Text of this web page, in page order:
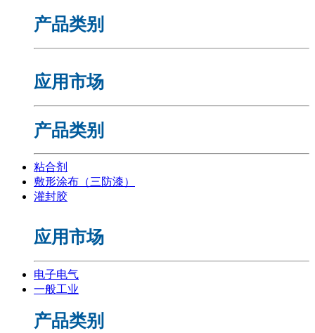
产品类别
应用市场
产品类别
粘合剂
敷形涂布（三防漆）
灌封胶
应用市场
电子电气
一般工业
产品类别